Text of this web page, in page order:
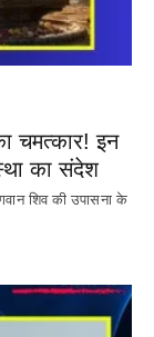
चमत्कार! इन
का संदेश
शिव की उपासना के